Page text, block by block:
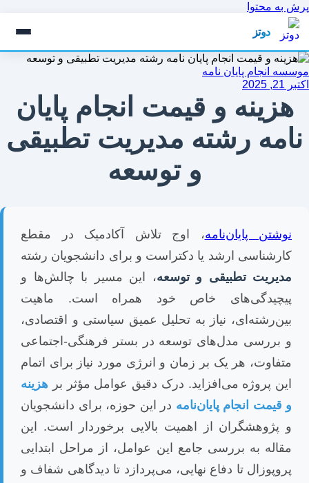
پرش به محتوا
دوتز
موسسه انجام پایان نامه
اکتبر 21, 2025
هزینه و قیمت انجام پایان
نامه رشته مدیریت تطبیقی
و توسعه
نوشتن پایان‌نامه، اوج تلاش آکادمیک در مقطع
کارشناسی ارشد یا دکتراست و برای دانشجویان رشته
مدیریت تطبیقی و توسعه، این مسیر با چالش‌ها و
پیچیدگی‌های خاص خود همراه است. ماهیت
بین‌رشته‌ای، نیاز به تحلیل عمیق سیاستی و اقتصادی،
و بررسی مدل‌های توسعه در بستر فرهنگی-اجتماعی
متفاوت، هر یک بر زمان و انرژی مورد نیاز برای اتمام
این پروژه می‌افزاید. درک دقیق عوامل مؤثر بر هزینه
و قیمت انجام پایان‌نامه در این حوزه، برای دانشجویان
و پژوهشگران از اهمیت بالایی برخوردار است. این
مقاله به بررسی جامع این عوامل، از مراحل ابتدایی
پروپوزال تا دفاع نهایی، می‌پردازد تا دیدگاهی شفاف و